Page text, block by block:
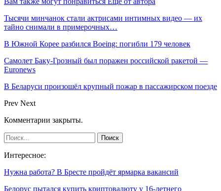
Тысячи минчанок стали актрисами интимных видео — их
тайно снимали в примерочных…
В Южной Корее разбился Boeing: погибли 179 человек
Самолет Баку-Грозный был поражен российской ракетой —
Euronews
В Беларуси произошёл крупный пожар в пассажирском поезде
Prev Next
Комментарии закрыты.
Интересное:
Нужна работа? В Бресте пройдёт ярмарка вакансий
Белорус пытался купить криптовалюту у 16-летнего